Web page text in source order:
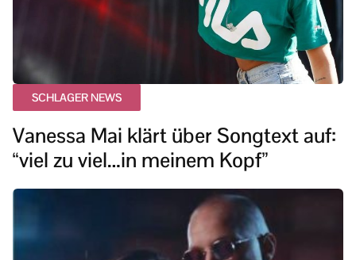
SCHLAGER NEWS
Vanessa Mai klärt über Songtext auf:
“viel zu viel…in meinem Kopf”